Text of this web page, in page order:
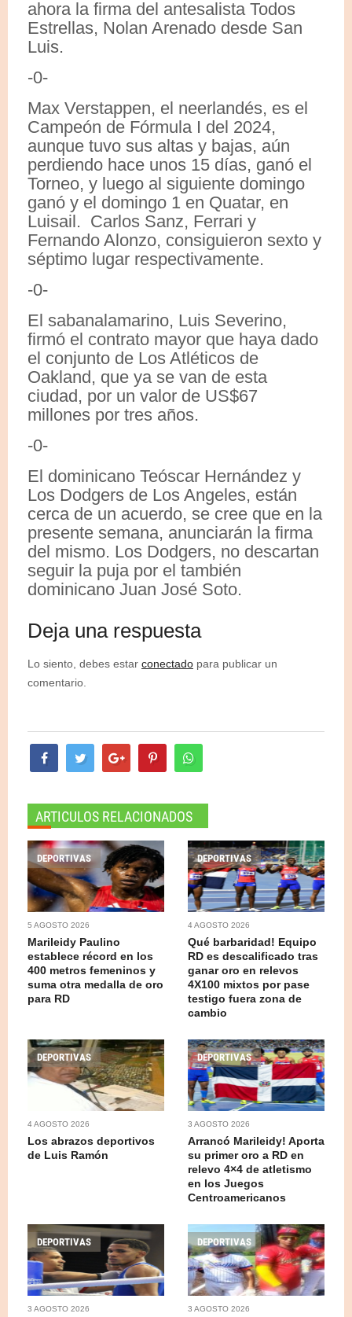
ahora la firma del antesalista Todos
Estrellas, Nolan Arenado desde San
Luis.
-0-
Max Verstappen, el neerlandés, es el
Campeón de Fórmula I del 2024,
aunque tuvo sus altas y bajas, aún
perdiendo hace unos 15 días, ganó el
Torneo, y luego al siguiente domingo
ganó y el domingo 1 en Quatar, en
Luisail. Carlos Sanz, Ferrari y
Fernando Alonzo, consiguieron sexto y
séptimo lugar respectivamente.
-0-
El sabanalamarino, Luis Severino,
firmó el contrato mayor que haya dado
el conjunto de Los Atléticos de
Oakland, que ya se van de esta
ciudad, por un valor de US$67
millones por tres años.
-0-
El dominicano Teóscar Hernández y
Los Dodgers de Los Angeles, están
cerca de un acuerdo, se cree que en la
presente semana, anunciarán la firma
del mismo. Los Dodgers, no descartan
seguir la puja por el también
dominicano Juan José Soto.
Deja una respuesta
Lo siento, debes estar conectado para publicar un
comentario.
ARTICULOS RELACIONADOS
DEPORTIVAS
5 AGOSTO 2026
Marileidy Paulino
establece récord en los
400 metros femeninos y
suma otra medalla de oro
para RD
DEPORTIVAS
4 AGOSTO 2026
Qué barbaridad! Equipo
RD es descalificado tras
ganar oro en relevos
4X100 mixtos por pase
testigo fuera zona de
cambio
DEPORTIVAS
4 AGOSTO 2026
Los abrazos deportivos
de Luis Ramón
DEPORTIVAS
3 AGOSTO 2026
Arrancó Marileidy! Aporta
su primer oro a RD en
relevo 4×4 de atletismo
en los Juegos
Centroamericanos
DEPORTIVAS
3 AGOSTO 2026
DEPORTIVAS
3 AGOSTO 2026